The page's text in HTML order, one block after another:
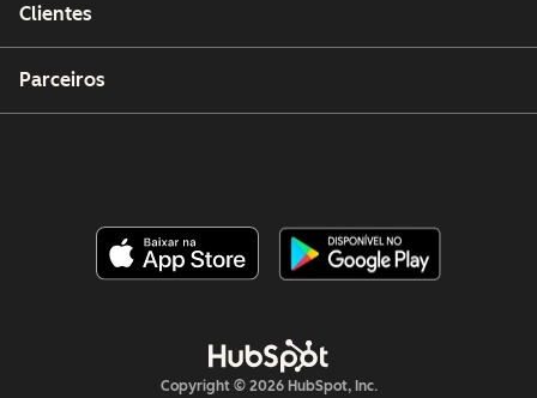
Clientes
Parceiros
Copyright © 2026 HubSpot, Inc.